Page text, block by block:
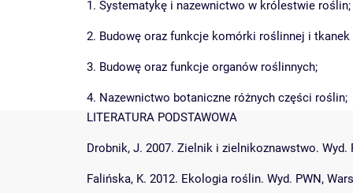
1. Systematykę i nazewnictwo w królestwie roślin;
2. Budowę oraz funkcje komórki roślinnej i tkanek
3. Budowę oraz funkcje organów roślinnych;
4. Nazewnictwo botaniczne różnych części roślin;
LITERATURA PODSTAWOWA
Drobnik, J. 2007. Zielnik i zielnikoznawstwo. Wyd.
Falińska, K. 2012. Ekologia roślin. Wyd. PWN,